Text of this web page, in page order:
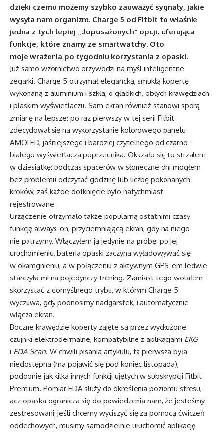
dzięki czemu możemy szybko zauważyć sygnały, jakie
wysyła nam organizm. Charge 5 od Fitbit to właśnie
jedna z tych lepiej „doposażonych” opcji, oferująca
funkcje, które znamy ze smartwatchy. Oto
moje wrażenia po tygodniu korzystania z opaski.
Już samo wzornictwo przywodzi na myśl inteligentne
zegarki. Charge 5 otrzymał elegancką, smukłą kopertę
wykonaną z aluminium i szkła, o gładkich, obłych krawędziach
i płaskim wyświetlaczu. Sam ekran również stanowi sporą
zmianę na lepsze: po raz pierwszy w tej serii Fitbit
zdecydował się na wykorzystanie kolorowego panelu
AMOLED, jaśniejszego i bardziej czytelnego od czarno-
białego wyświetlacza poprzednika. Okazało się to strzałem
w dziesiątkę: podczas spacerów w słoneczne dni mogłem
bez problemu odczytać godzinę lub liczbę pokonanych
kroków, zaś każde dotknięcie było natychmiast
rejestrowane.
Urządzenie otrzymało także popularną ostatnimi czasy
funkcję always-on, przyciemniającą ekran, gdy na niego
nie patrzymy. Włączyłem ją jedynie na próbę: po jej
uruchomieniu, bateria opaski zaczyna wyładowywać się
w okamgnieniu, a w połączeniu z aktywnym GPS-em ledwie
starczyła mi na pojedynczy trening. Zamiast tego wolałem
skorzystać z domyślnego trybu, w którym Charge 5
wyczuwa, gdy podnosimy nadgarstek, i automatycznie
włącza ekran.
Boczne krawędzie koperty zajęte są przez wydłużone
czujniki elektrodermalne, kompatybilne z aplikacjami EKG
i EDA Scan. W chwili pisania artykułu, ta pierwsza była
niedostępna (ma pojawić się pod koniec listopada),
podobnie jak kilka innych funkcji ujętych w subskrypcji Fitbit
Premium. Pomiar EDA służy do określenia poziomu stresu,
acz opaska ogranicza się do powiedzenia nam, że jesteśmy
zestresowani; jeśli chcemy wyciszyć się za pomocą ćwiczeń
oddechowych, musimy samodzielnie uruchomić aplikację